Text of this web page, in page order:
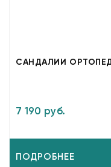
САНДАЛИИ
7 190 руб.
ПОДРОБНЕЕ